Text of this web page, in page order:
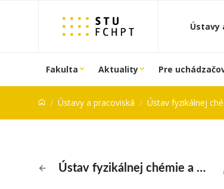
Ústavy
Fakulta Aktuality Pre
Ústavy a pracoviská Ústav fyzikálnej
Ústav fyzikálnej chémie a chemickej fyziky